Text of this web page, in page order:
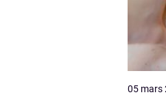
05 mars